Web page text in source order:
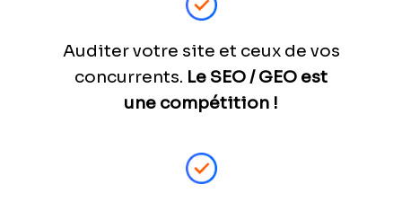
Auditer votre site et ceux de vos
concurrents. Le SEO / GEO est
une compétition !